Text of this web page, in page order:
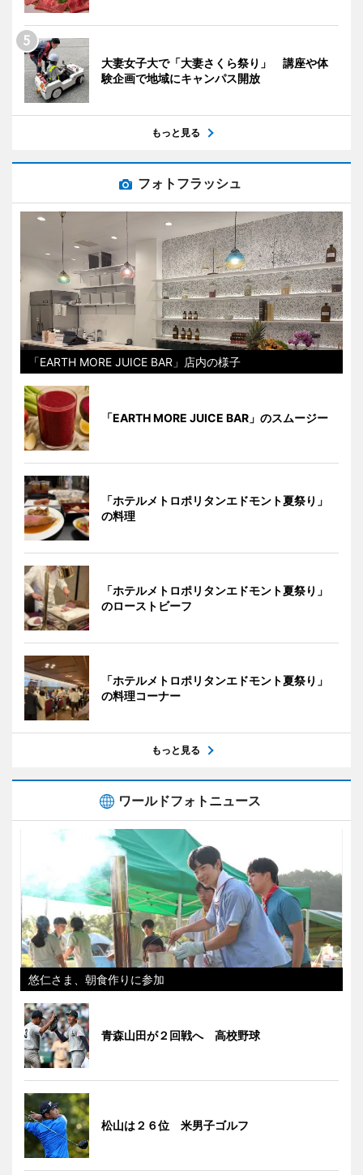
大妻女子大で「大妻さくら祭り」 講座や体
験企画で地域にキャンパス開放
もっと見る
フォトフラッシュ
「EARTH MORE JUICE BAR」店内の様子
「EARTH MORE JUICE BAR」のスムージー
「ホテルメトロポリタンエドモント夏祭り」
の料理
「ホテルメトロポリタンエドモント夏祭り」
のローストビーフ
「ホテルメトロポリタンエドモント夏祭り」
の料理コーナー
もっと見る
ワールドフォトニュース
悠仁さま、朝食作りに参加
青森山田が２回戦へ 高校野球
松山は２６位 米男子ゴルフ